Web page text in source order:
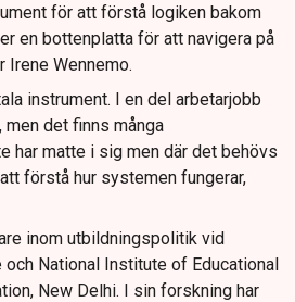
för att förstå logiken bakom
en bottenplatta för att navigera på
Irene Wennemo.
instrument. I en del arbetarjobb
men det finns många
har matte i sig men där det behövs
förstå hur systemen fungerar,
inom utbildningspolitik vid
National Institute of Educational
New Delhi. I sin forskning har